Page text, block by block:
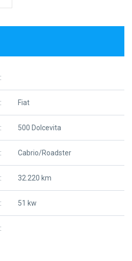
Fiat
500 Dolcevita
Cabrio/Roadster
32.220 km
51 kw